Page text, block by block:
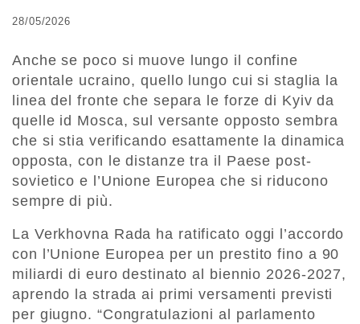
28/05/2026
Anche se poco si muove lungo il confine
orientale ucraino, quello lungo cui si staglia la
linea del fronte che separa le forze di Kyiv da
quelle id Mosca, sul versante opposto sembra
che si stia verificando esattamente la dinamica
opposta, con le distanze tra il Paese post-
sovietico e l’Unione Europea che si riducono
sempre di più.
La Verkhovna Rada ha ratificato oggi l’accordo
con l’Unione Europea per un prestito fino a 90
miliardi di euro destinato al biennio 2026-2027,
aprendo la strada ai primi versamenti previsti
per giugno. “Congratulazioni al parlamento